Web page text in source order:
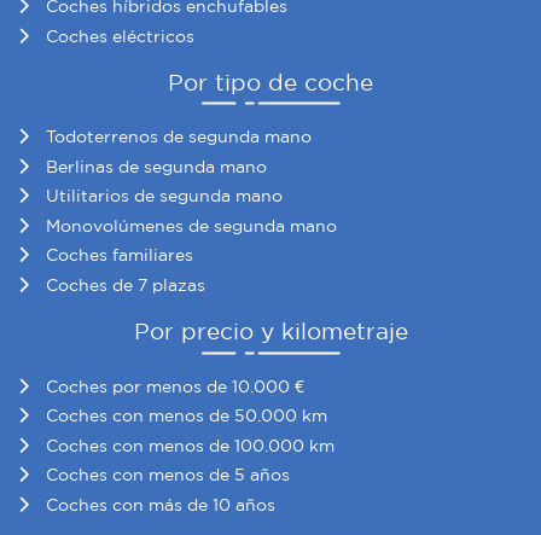
partir del uso que haya hecho de sus servicios.
Coches híbridos enchufables
Coches eléctricos
Por tipo de coche
Todoterrenos de segunda mano
Berlinas de segunda mano
Utilitarios de segunda mano
Monovolúmenes de segunda mano
Coches familiares
Coches de 7 plazas
Por precio y kilometraje
Coches por menos de 10.000 €
Coches con menos de 50.000 km
Coches con menos de 100.000 km
Coches con menos de 5 años
Coches con más de 10 años